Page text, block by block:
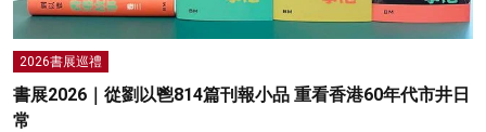
2026書展巡禮
書展2026｜從劉以鬯814篇刊報小品 重看香港60年代市井日
常